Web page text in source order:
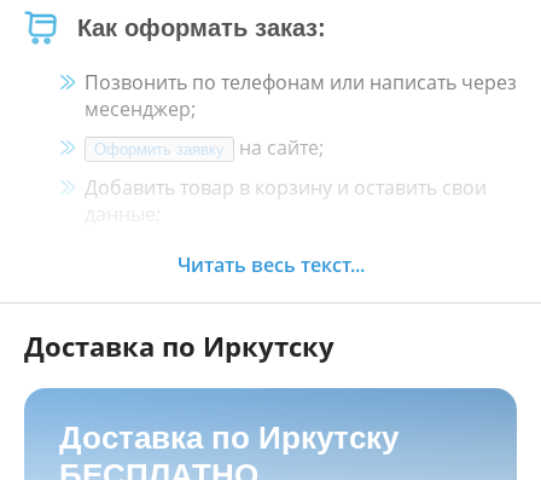
Как оформать заказ:
Позвонить по телефонам или написать через
месенджер;
Оформить заявку
на сайте;
Добавить товар в корзину и оставить свои
данные;
Менеджер свяжется с Вами в течение 30
Как оплатить:
Наличными, пластиковой картой, кредитной
картой и картой ХАЛВА в кассе нашего
магазина по адресуг. Иркутск, ул. Баррикад
Читать весь текст...
Доставка по Иркутску
Доставка по Иркутску